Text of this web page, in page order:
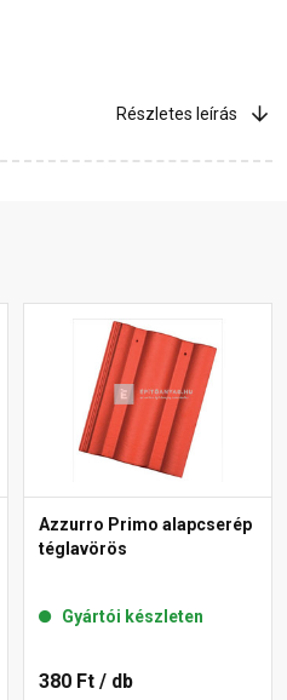
Részletes leírás
Azzurro Primo alapcserép
téglavörös
Gyártói készleten
380 Ft / db